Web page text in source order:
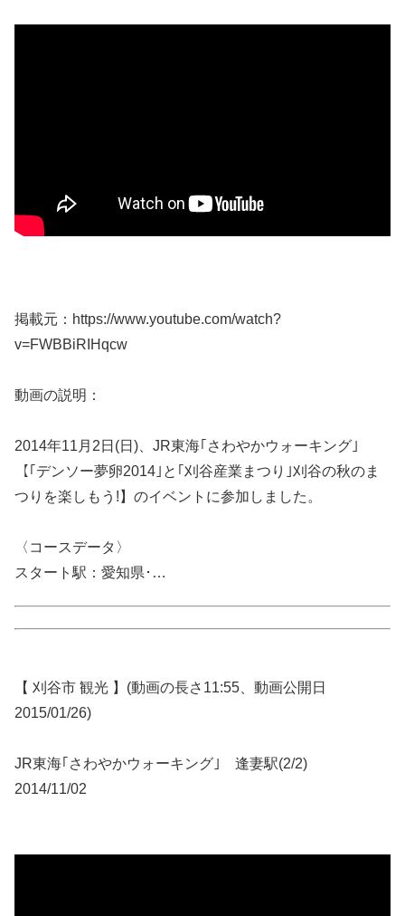
掲載元：https://www.youtube.com/watch?
v=FWBBiRIHqcw
動画の説明：
2014年11月2日(日)、JR東海｢さわやかウォーキング｣
【｢デンソー夢卵20­14｣と｢刈谷産業まつり｣刈谷の秋のま
つりを楽しもう!】のイベントに参加しました­。
〈コースデータ〉
スタート駅：愛知県･…
【 刈谷市 観光 】(動画の長さ11:55、動画公開日
2015/01/26)
JR東海｢さわやかウォーキング｣ 逢妻駅(2/2)
2014/11/02